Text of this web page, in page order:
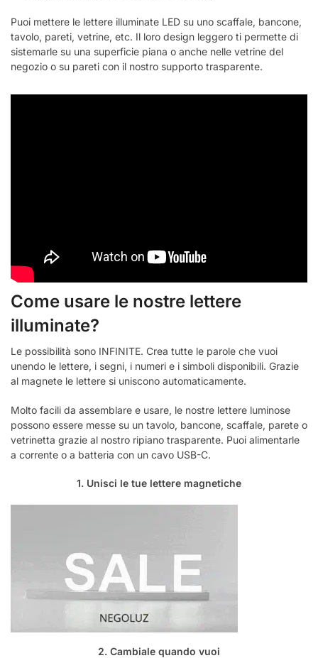
Puoi mettere le lettere illuminate LED su uno scaffale, bancone,
tavolo, pareti, vetrine, etc. Il loro design leggero ti permette di
sistemarle su una superficie piana o anche nelle vetrine del
negozio o su pareti con il nostro supporto trasparente.
Come usare le nostre lettere
illuminate?
Le possibilità sono INFINITE. Crea tutte le parole che vuoi
unendo le lettere, i segni, i numeri e i simboli disponibili. Grazie
al magnete le lettere si uniscono automaticamente.
Molto facili da assemblare e usare, le nostre lettere luminose
possono essere messe su un tavolo, bancone, scaffale, parete o
vetrinetta grazie al nostro ripiano trasparente. Puoi alimentarle
a corrente o a batteria con un cavo USB-C.
1. Unisci le tue lettere magnetiche
2. Cambiale quando vuoi